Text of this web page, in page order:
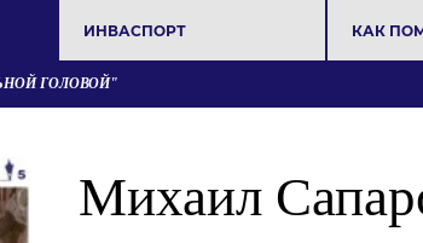
ИНВАСПОРТ КАК
ГОЛОВОЙ"
Михаил